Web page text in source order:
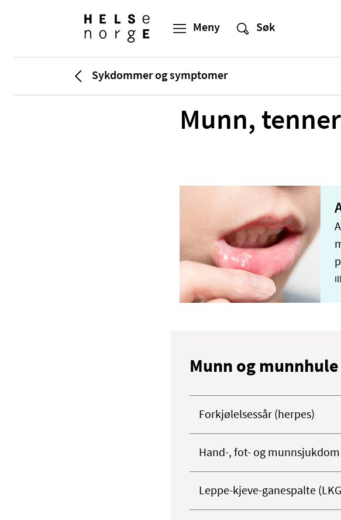
Sykdommer og symptomer
Munn,
Munn og munnhule
Forkjølelsessår (herpes)
Hand-, fot- og munnsjukdom
Leppe-kjeve-ganespalte